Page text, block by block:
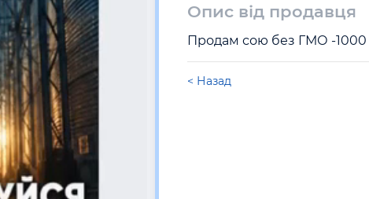
Опис від продавця
Продам сою без ГМО -1000
< Назад